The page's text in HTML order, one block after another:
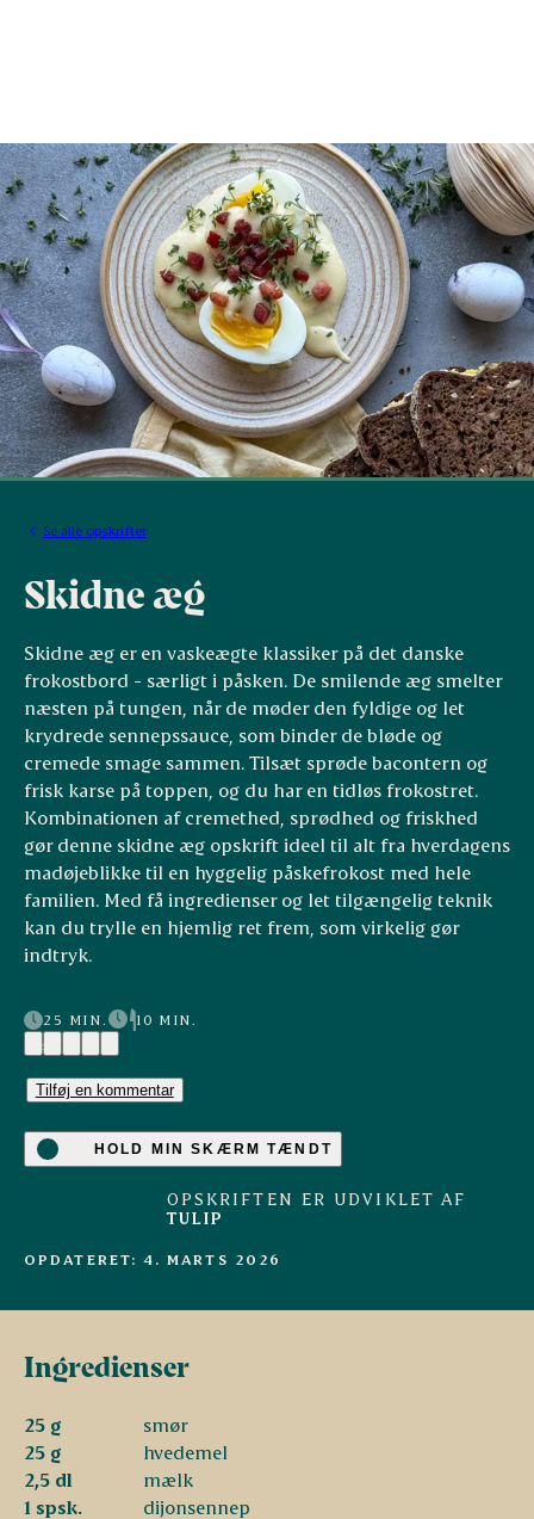
Se alle opskrifter
Skidne æg
Skidne æg er en vaskeægte klassiker på det danske
frokostbord - særligt i påsken. De smilende æg smelter
næsten på tungen, når de møder den fyldige og let
krydrede sennepssauce, som binder de bløde og
cremede smage sammen. Tilsæt sprøde bacontern og
frisk karse på toppen, og du har en tidløs frokostret.
Kombinationen af cremethed, sprødhed og friskhed
gør denne skidne æg opskrift ideel til alt fra hverdagens
madøjeblikke til en hyggelig påskefrokost med hele
familien. Med få ingredienser og let tilgængelig teknik
kan du trylle en hjemlig ret frem, som virkelig gør
indtryk.
25 MIN.
10 MIN.
(4)
Tilføj en kommentar
HOLD MIN SKÆRM TÆNDT
OPSKRIFTEN ER UDVIKLET AF
TULIP
OPDATERET: 4. MARTS 2026
Ingredienser
25 g
smør
25 g
hvedemel
2,5 dl
mælk
1 spsk.
dijonsennep